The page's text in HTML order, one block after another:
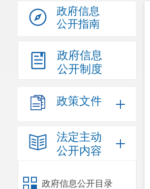
政府信息
公开指南
政府信息
公开制度
政策文件
法定主动
公开内容
政府信息公开目录